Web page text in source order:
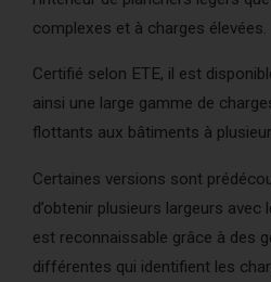
Expérience sonore
À propos
complexes et à charges élevées.
Certifié selon ETE, il est
ainsi une large gamme de
flottants aux bâtiments à
Certaines versions sont
d’obtenir plusieurs largeurs avec
est reconnaissable grâce à des
différentes qui identifient les